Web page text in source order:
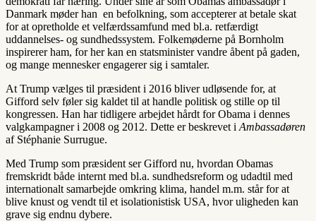
Danmark møder han en befolkning, som accepterer at betale skat
for at opretholde et velfærdssamfund med bl.a. retfærdigt
uddannelses- og sundhedssystem. Folkemøderne på Bornholm
inspirerer ham, for her kan en statsminister vandre åbent på gaden,
og mange mennesker engagerer sig i samtaler.
At Trump vælges til præsident i 2016 bliver udløsende for, at
Gifford selv føler sig kaldet til at handle politisk og stille op til
kongressen. Han har tidligere arbejdet hårdt for Obama i dennes
valgkampagner i 2008 og 2012. Dette er beskrevet i Ambassadøren
af Stéphanie Surrugue.
Med Trump som præsident ser Gifford nu, hvordan Obamas
fremskridt både internt med bl.a. sundhedsreform og udadtil med
internationalt samarbejde omkring klima, handel m.m. står for at
blive knust og vendt til et isolationistisk USA, hvor uligheden kan
grave sig endnu dybere.